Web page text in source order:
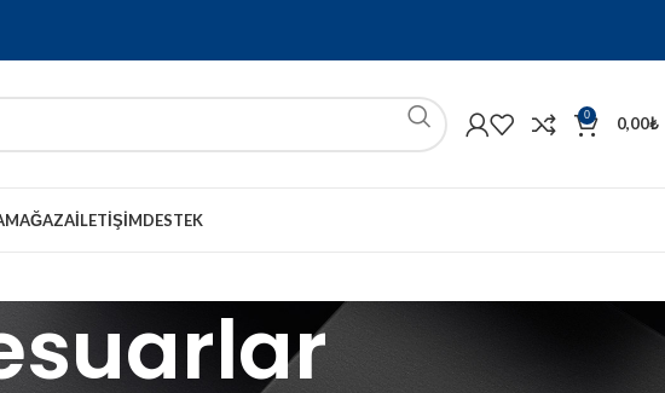
0 0,00₺
MAĞAZAİLETIŞIMDESTEK